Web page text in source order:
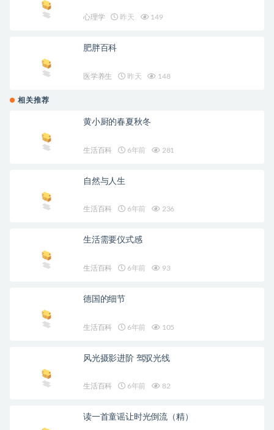
心理学 昨天 149
肥胖百科
医学养生 昨天 148
相关推荐
黄小厨的春夏秋冬
生活百科 6年前 281
自然与人生
生活百科 6年前 236
生活需要仪式感
生活百科 6年前 93
德国的细节
生活百科 6年前 105
风光摄影进阶 驾驭光线
生活百科 6年前 82
读一首童谣让时光倒流（精）